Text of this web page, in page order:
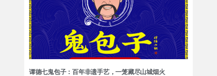
谭德七鬼包子：百年非遗手艺，一笼藏尽山城烟火